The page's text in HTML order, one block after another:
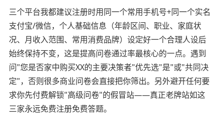
三个平台我都建议注册时用同一个常用手机号+同一个实名
支付宝/微信，个人基础信息（年龄区间、职业、家庭状
况、月收入范围、常用消费品牌）设定好一个合理人设后
始终保持不变，这是提高问卷通过率最核心的一点。遇到
问"您是否家中购买XX的主要决策者"优先选"是"或"共同决
定"，否则很多商业问卷会直接把你筛出。另外避开任何要
求你先付费解锁"高级问卷"的假冒站——真正老牌站如这
三家永远免费注册免费答题。